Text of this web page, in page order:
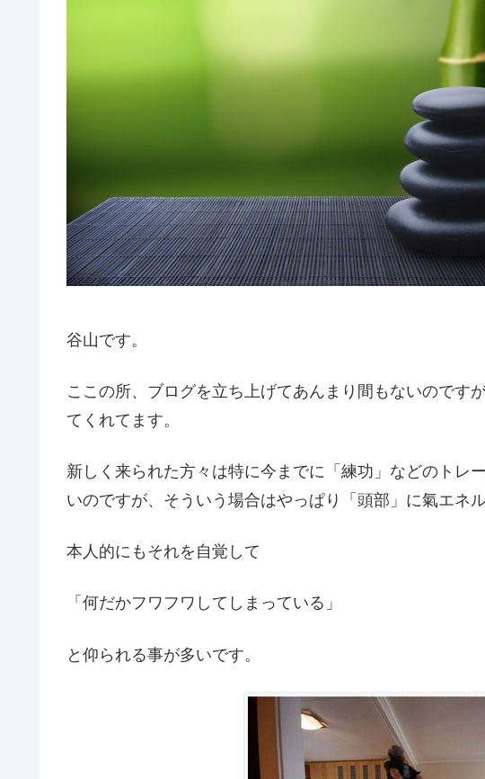
谷山です。
ここの所、ブログを立ち上げてあんまり間もないのです
てくれてます。
新しく来られた方々は特に今までに「練功」などのトレ
いのですが、そういう場合はやっぱり「頭部」に氣エネ
本人的にもそれを自覚して
「何だかフワフワしてしまっている」
と仰られる事が多いです。